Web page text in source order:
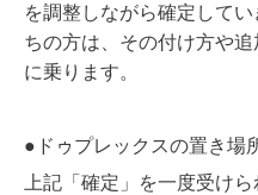
を調整しながら確定して
ちの方は、その付け方や
に乗ります。
●ドゥプレックスの置き場
上記「確定」を一度受け